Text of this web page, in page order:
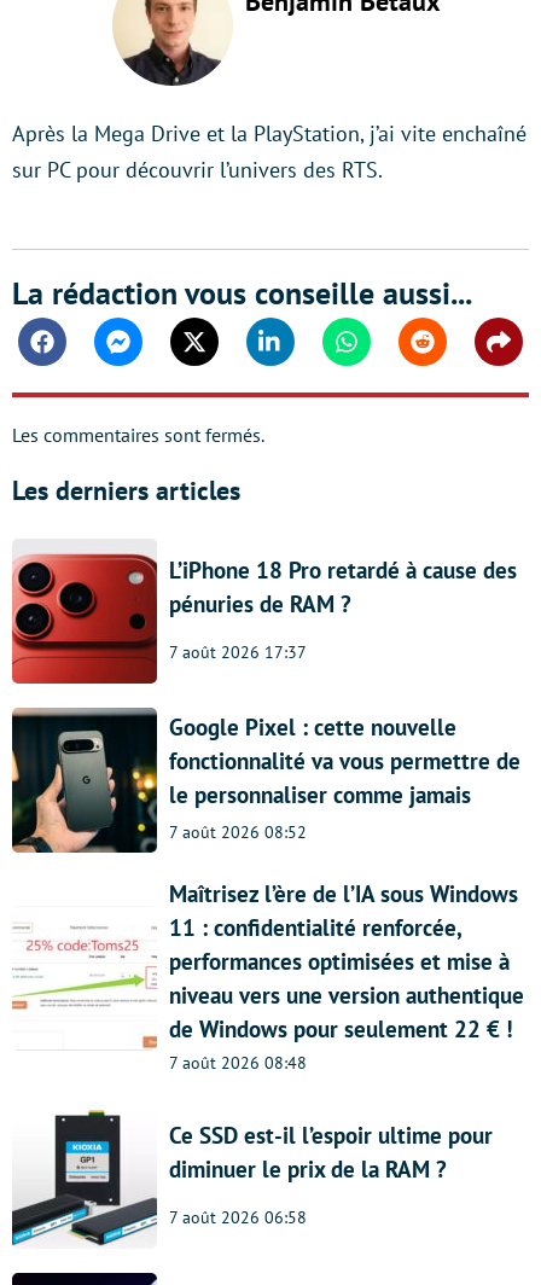
Après la Mega Drive et la PlayStation, j’ai vite enchaîné
sur PC pour découvrir l’univers des RTS.
La rédaction vous conseille aussi...
FacebookMessengerTwitter Linkedin WhatsappReddit
Les commentaires sont fermés.
Les derniers articles
L’iPhone 18 Pro retardé à cause des
pénuries de RAM ?
7 août 2026 17:37
Google Pixel : cette nouvelle
fonctionnalité va vous permettre de
le personnaliser comme jamais
7 août 2026 08:52
Maîtrisez l’ère de l’IA sous Windows
11 : confidentialité renforcée,
performances optimisées et mise à
niveau vers une version authentique
de Windows pour seulement 22 € !
7 août 2026 08:48
Ce SSD est-il l’espoir ultime pour
diminuer le prix de la RAM ?
7 août 2026 06:58